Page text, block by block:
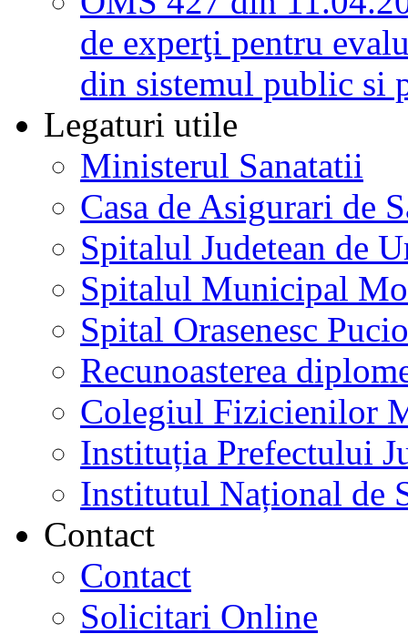
de experţi pentru
din sistemul public si
Legaturi utile
Ministerul Sanatatii
Casa de Asigurari de
Spitalul Judetean de
Spitalul Municipal
Spital Orasenesc
Recunoasterea
Colegiul Fizicienilor
Instituția Prefectului
Institutul Național de
Contact
Contact
Solicitari Online